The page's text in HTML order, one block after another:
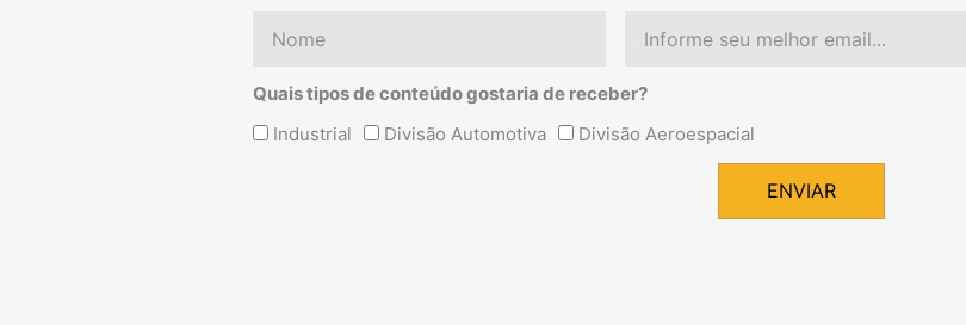
Quais tipos de conteúdo gostaria de receber?
QuaisIndustrial Divisão Automotiva Divisão Aeroespacial
ENVIAR